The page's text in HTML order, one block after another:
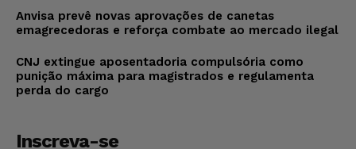
Anvisa prevê novas aprovações de canetas
emagrecedoras e reforça combate ao mercado ilegal
CNJ extingue aposentadoria compulsória como
punição máxima para magistrados e regulamenta
perda do cargo
Inscreva-se